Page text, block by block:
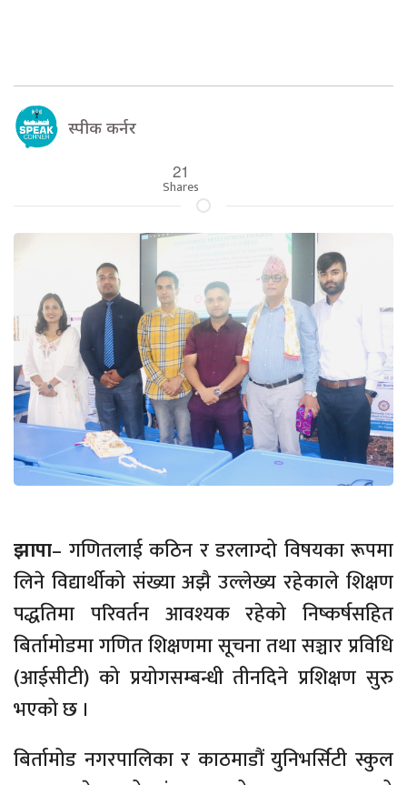
स्पीक कर्नर
21
Shares
झापा– गणितलाई कठिन र डरलाग्दो विषयका रूपमा
लिने विद्यार्थीको संख्या अझै उल्लेख्य रहेकाले शिक्षण
पद्धतिमा परिवर्तन आवश्यक रहेको निष्कर्षसहित
बिर्तामोडमा गणित शिक्षणमा सूचना तथा सञ्चार प्रविधि
(आईसीटी) को प्रयोगसम्बन्धी तीनदिने प्रशिक्षण सुरु
भएको छ ।
बिर्तामोड नगरपालिका र काठमाडौं युनिभर्सिटी स्कुल